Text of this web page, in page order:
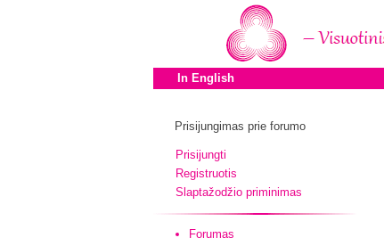
In English
Prisijungimas prie forumo
Prisijungti
Registruotis
Slaptažodžio priminimas
Forumas